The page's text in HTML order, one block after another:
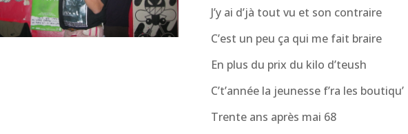
J’y ai d’jà tout vu et son contraire
C’est un peu ça qui me fait braire
En plus du prix du kilo d’teush
C’t’année la jeunesse f’ra les boutiqu’
Trente ans après mai 68